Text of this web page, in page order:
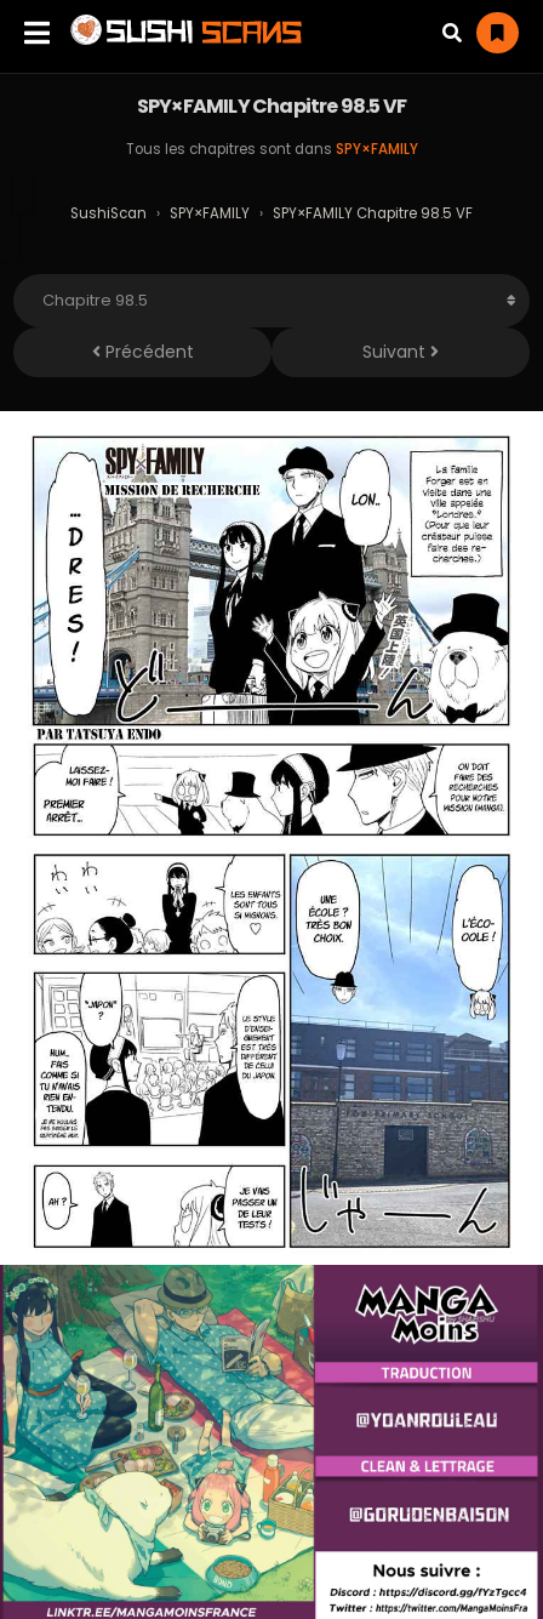
SPY×FAMILY Chapitre 98.5 VF
Tous les chapitres sont dans SPY×FAMILY
SushiScan › SPY×FAMILY › SPY×FAMILY Chapitre 98.5 VF
Précédent Suivant